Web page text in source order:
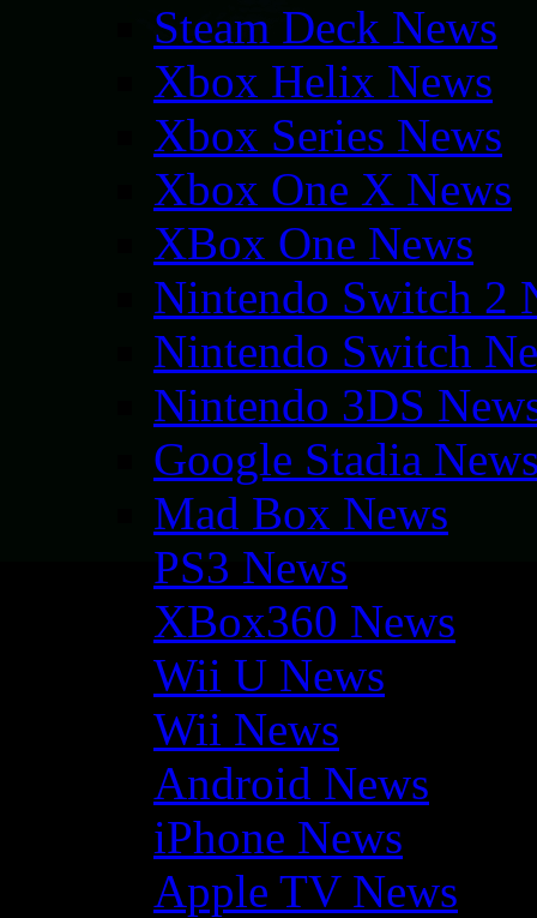
Steam Deck News
Xbox Helix News
Xbox Series News
Xbox One X News
XBox One News
Nintendo Switch 2
Nintendo Switch
Nintendo 3DS
Google Stadia
Mad Box News
PS3 News
XBox360 News
Wii U News
Wii News
Android News
iPhone News
Apple TV News